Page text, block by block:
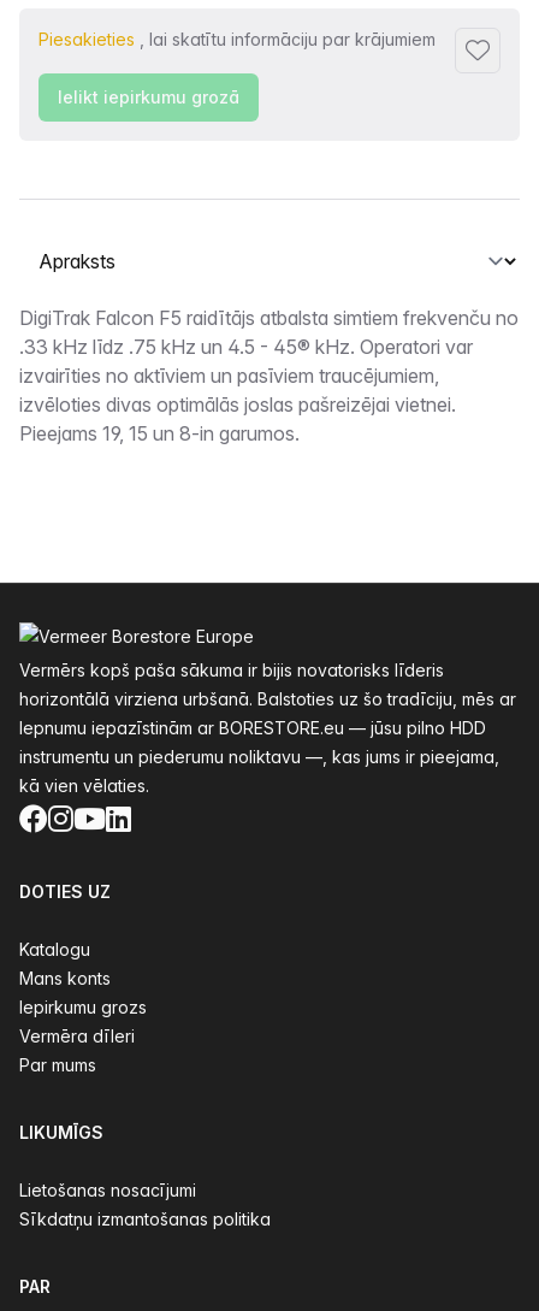
Piesakieties , lai skatītu informāciju par krājumiem
Ielikt iepirkumu grozā
Atlasiet cilni
Apraksts
DigiTrak Falcon F5 raidītājs atbalsta simtiem frekvenču no
.33 kHz līdz .75 kHz un 4.5 - 45® kHz. Operatori var
izvairīties no aktīviem un pasīviem traucējumiem,
izvēloties divas optimālās joslas pašreizējai vietnei.
Pieejams 19, 15 un 8-in garumos.
Vermērs kopš paša sākuma ir bijis novatorisks līderis
horizontālā virziena urbšanā. Balstoties uz šo tradīciju, mēs ar
lepnumu iepazīstinām ar BORESTORE.eu — jūsu pilno HDD
instrumentu un piederumu noliktavu —, kas jums ir pieejama,
kā vien vēlaties.
Facebook
Instagram
YouTube
LinkedIn
DOTIES UZ
Katalogu
Mans konts
Iepirkumu grozs
Vermēra dīleri
Par mums
LIKUMĪGS
Lietošanas nosacījumi
Sīkdatņu izmantošanas politika
PAR